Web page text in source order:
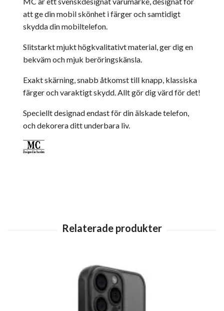
att ge din mobil skönhet i färger och samtidigt
skydda din mobiltelefon.
Slitstarkt mjukt högkvalitativt material, ger dig en
bekväm och mjuk beröringskänsla.
Exakt skärning, snabb åtkomst till knapp, klassiska
färger och varaktigt skydd. Allt gör dig värd för det!
Speciellt designad endast för din älskade telefon,
och dekorera ditt underbara liv.